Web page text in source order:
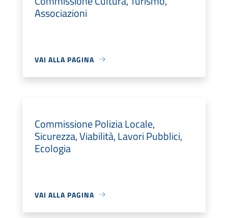
Associazioni
VAI ALLA PAGINA
Commissione Polizia Locale,
Sicurezza, Viabilità, Lavori Pubblici,
Ecologia
VAI ALLA PAGINA